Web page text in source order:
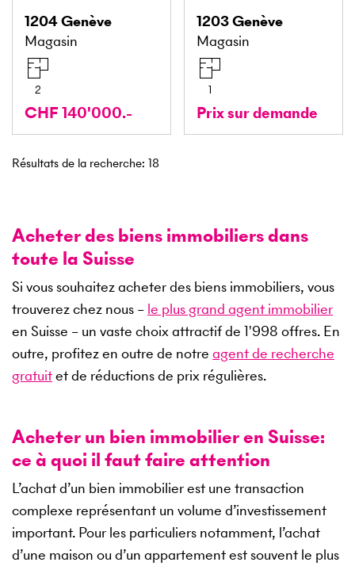
1204Genève
Magasin
2
CHF 140'000.-
1203Genève
Magasin
1
Prix sur demande
Résultats de la recherche: 18
Acheter des biens immobiliers dans
toute la Suisse
Si vous souhaitez acheter des biens immobiliers, vous
trouverez chez nous – le plus grand agent immobilier
en Suisse – un vaste choix attractif de 1'998 offres. En
outre, profitez en outre de notre agent de recherche
gratuitet de réductions de prix régulières.
Acheter un bien immobilier en Suisse:
ce à quoi il faut faire attention
L’achat d’un bien immobilier est une transaction
complexe représentant un volume d’investissement
important. Pour les particuliers notamment, l’achat
d’une maison ou d’un appartement est souvent le plus